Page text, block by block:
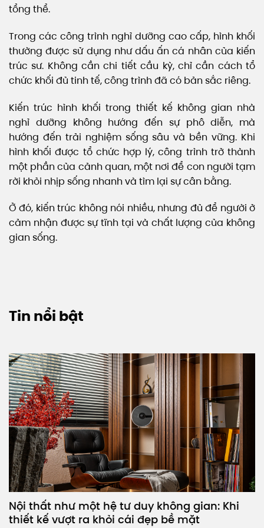
tổng thể.
Trong các công trình nghỉ dưỡng cao cấp, hình khối
thường được sử dụng như dấu ấn cá nhân của kiến
trúc sư. Không cần chi tiết cầu kỳ, chỉ cần cách tổ
chức khối đủ tinh tế, công trình đã có bản sắc riêng.
Kiến trúc hình khối trong thiết kế không gian nhà
nghỉ dưỡng không hướng đến sự phô diễn, mà
hướng đến trải nghiệm sống sâu và bền vững. Khi
hình khối được tổ chức hợp lý, công trình trở thành
một phần của cảnh quan, một nơi để con người tạm
rời khỏi nhịp sống nhanh và tìm lại sự cân bằng.
Ở đó, kiến trúc không nói nhiều, nhưng đủ để người ở
cảm nhận được sự tĩnh tại và chất lượng của không
gian sống.
Tin nổi bật
Nội thất như một hệ tư duy không gian: Khi
thiết kế vượt ra khỏi cái đẹp bề mặt